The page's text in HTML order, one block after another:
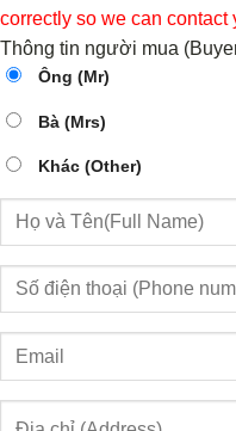
correctly so we can contact
Thông tin người mua
Ông (Mr)
Bà (Mrs)
Khác (Other)